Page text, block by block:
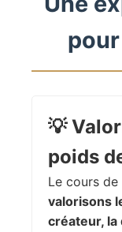
💡
poids
Le cours
valorisons
créateur, la